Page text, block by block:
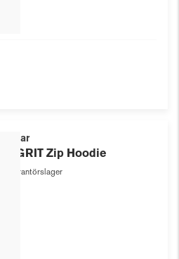
Texstar
Ws GRIT Zip Hoodie
Leverantörslager